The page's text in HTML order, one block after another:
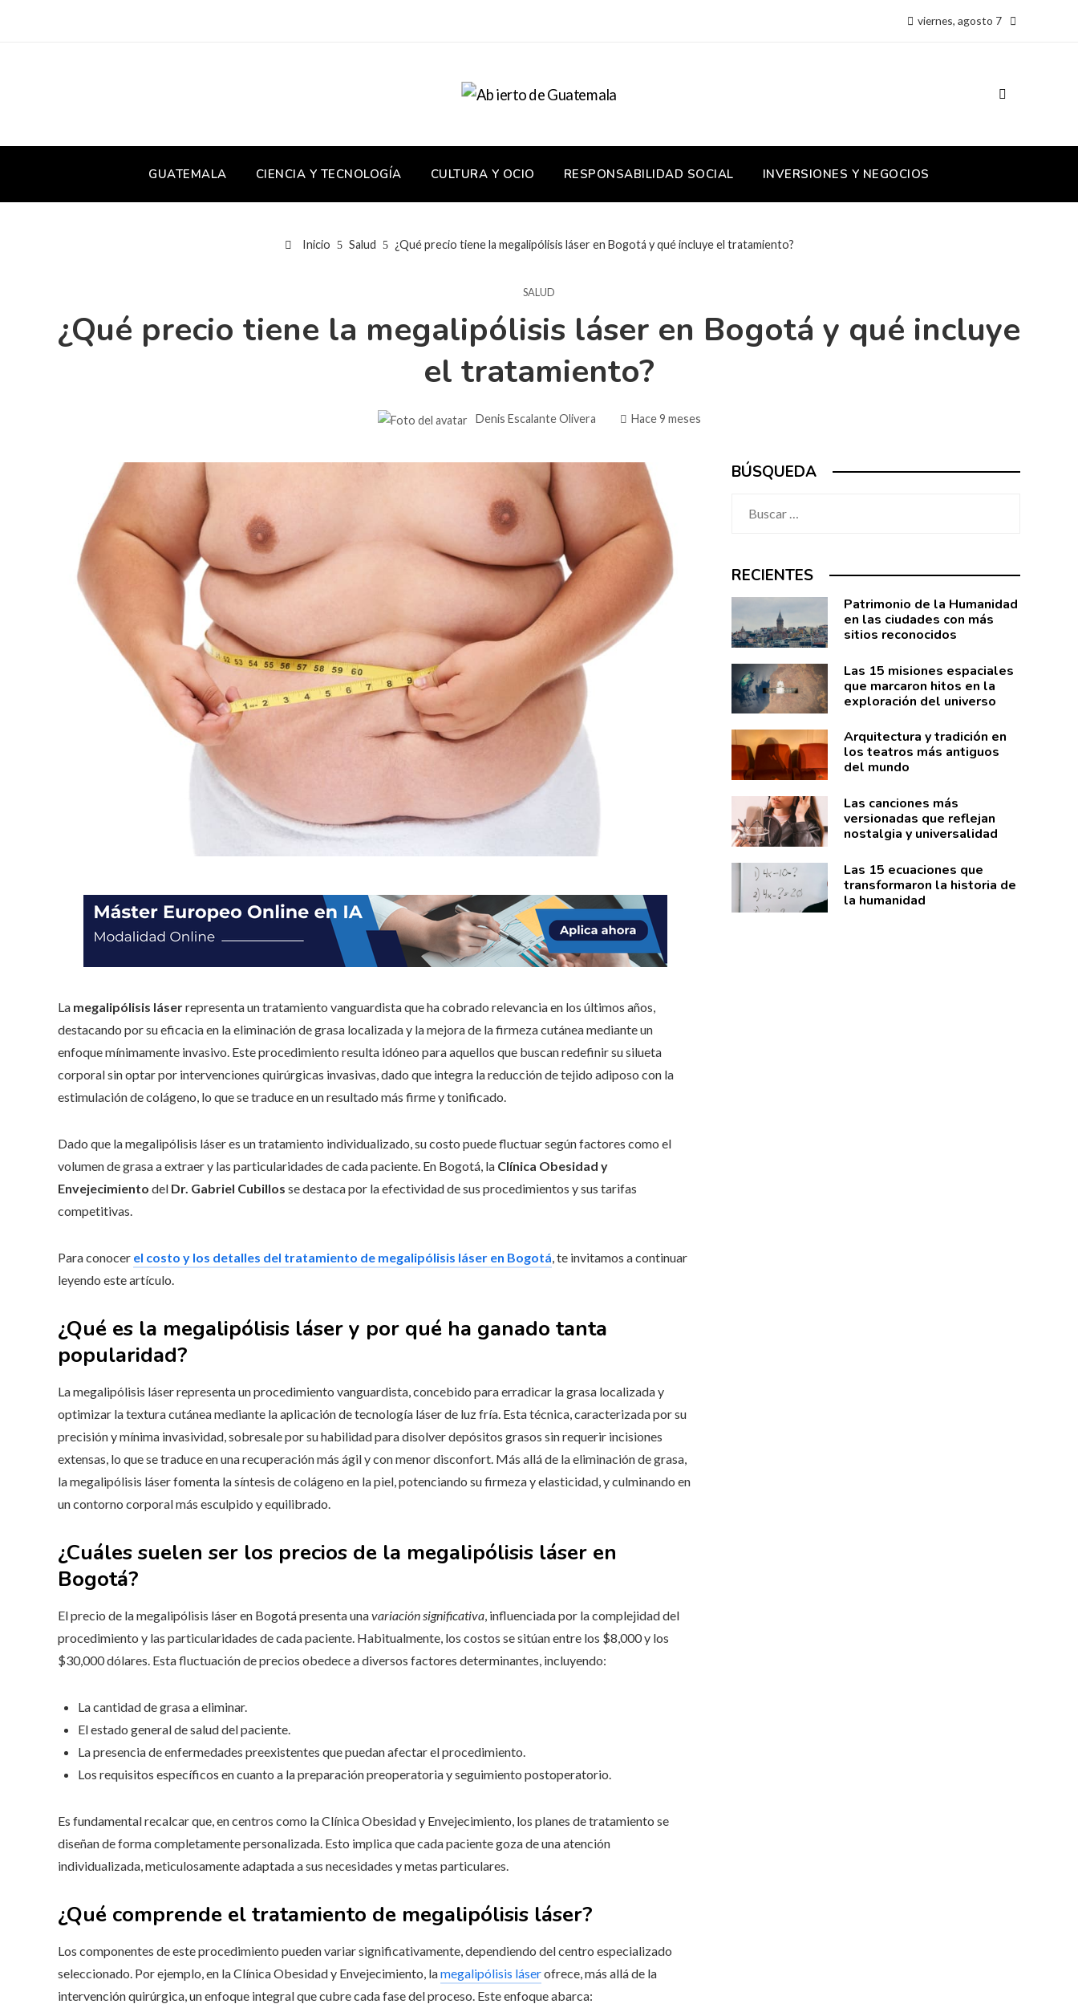
viernes, agosto 7
GUATEMALA CIENCIA Y TECNOLOGÍA CULTURA Y OCIO RESPONSABILIDAD SOCIAL INVERSIONES Y NEGOCIOS
Inicio Salud ¿Qué precio tiene la megalipólisis láser en Bogotá y qué incluye el tratamiento?
SALUD
¿Qué precio tiene la megalipólisis láser en Bogotá y qué incluye
el tratamiento?
Denis Escalante Olivera Hace 9 meses
La megalipólisis láserrepresenta un tratamiento vanguardista que ha cobrado relevancia en los últimos años,
destacando por su eficacia en la eliminación de grasa localizada y la mejora de la firmeza cutánea mediante un
enfoque mínimamente invasivo. Este procedimiento resulta idóneo para aquellos que buscan redefinir su silueta
corporal sin optar por intervenciones quirúrgicas invasivas, dado que integra la reducción de tejido adiposo con la
estimulación de colágeno, lo que se traduce en un resultado más firme y tonificado.
Dado que la megalipólisis láser es un tratamiento individualizado, su costo puede fluctuar según factores como el
volumen de grasa a extraer y las particularidades de cada paciente. En Bogotá, la Clínica Obesidad y
Envejecimiento del Dr. Gabriel Cubillos se destaca por la efectividad de sus procedimientos y sus tarifas
competitivas.
Para conocer el costo y los detalles del tratamiento de megalipólisis láser en Bogotá, te invitamos a continuar
leyendo este artículo.
¿Qué es la megalipólisis láser y por qué ha ganado tanta
popularidad?
La megalipólisis láser representa un procedimiento vanguardista, concebido para erradicar la grasa localizada y
optimizar la textura cutánea mediante la aplicación de tecnología láser de luz fría. Esta técnica, caracterizada por su
precisión y mínima invasividad, sobresale por su habilidad para disolver depósitos grasos sin requerir incisiones
extensas, lo que se traduce en una recuperación más ágil y con menor disconfort. Más allá de la eliminación de grasa,
la megalipólisis láser fomenta la síntesis de colágeno en la piel, potenciando su firmeza y elasticidad, y culminando en
un contorno corporal más esculpido y equilibrado.
¿Cuáles suelen ser los precios de la megalipólisis láser en
Bogotá?
El precio de la megalipólisis láser en Bogotá presenta unavariación significativa, influenciada por la complejidad del
procedimiento y las particularidades de cada paciente. Habitualmente, los costos se sitúan entre los $8,000 y los
$30,000 dólares. Esta fluctuación de precios obedece a diversos factores determinantes, incluyendo:
La cantidad de grasa a eliminar.
El estado general de salud del paciente.
La presencia de enfermedades preexistentes que puedan afectar el procedimiento.
Los requisitos específicos en cuanto a la preparación preoperatoria y seguimiento postoperatorio.
Es fundamental recalcar que, en centros como la Clínica Obesidad y Envejecimiento, los planes de tratamiento se
diseñan de forma completamente personalizada. Esto implica que cada paciente goza de una atención
individualizada, meticulosamente adaptada a sus necesidades y metas particulares.
¿Qué comprende el tratamiento de megalipólisis láser?
Los componentes de este procedimiento pueden variar significativamente, dependiendo del centro especializado
seleccionado. Por ejemplo, en la Clínica Obesidad y Envejecimiento, lamegalipólisis láserofrece, más allá de la
intervención quirúrgica, un enfoque integral que cubre cada fase del proceso. Este enfoque abarca:
BÚSQUEDA
RECIENTES
Patrimonio de la Humanidad
en las ciudades con más
sitios reconocidos
Las 15 misiones espaciales
que marcaron hitos en la
exploración del universo
Arquitectura y tradición en
los teatros más antiguos
del mundo
Las canciones más
versionadas que reflejan
nostalgia y universalidad
Las 15 ecuaciones que
transformaron la historia de
la humanidad